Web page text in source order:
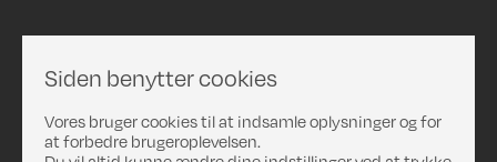
Siden benytter cookies
Vores bruger cookies til at indsamle oplysninger og for
at forbedre brugeroplevelsen.